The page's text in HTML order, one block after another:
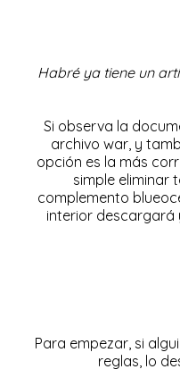
Habré ya tiene un
Si observa la
archivo war, y
opción es la más
simple eliminar
complemento
interior descargará
Para empezar, si
reglas, lo